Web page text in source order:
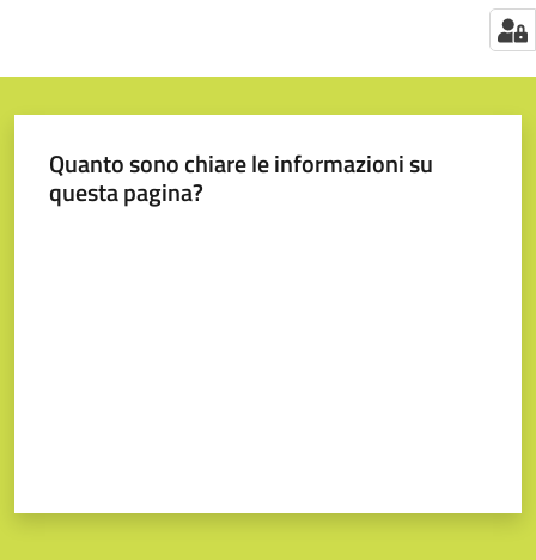
Quanto sono chiare le informazioni su
questa pagina?